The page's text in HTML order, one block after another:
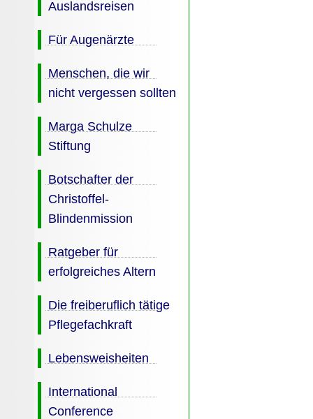
Auslandsreisen
Für Augenärzte
Menschen, die wir
nicht vergessen sollten
Marga Schulze
Stiftung
Botschafter der
Christoffel-
Blindenmission
Ratgeber für
erfolgreiches Altern
Die freiberuflich tätige
Pflegefachkraft
Lebensweisheiten
International
Conference